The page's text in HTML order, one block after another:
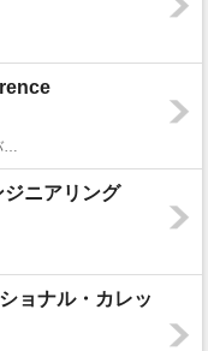
ニアリング
ョナル・カレッ